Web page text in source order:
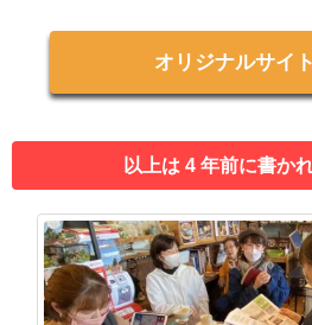
オリジナルサイ
以上は 4 年前に書か